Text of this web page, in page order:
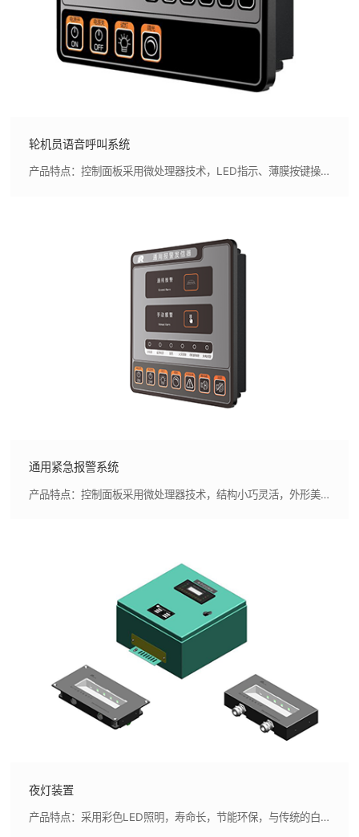
轮机员语音呼叫系统
产品特点：控制面板采用微处理器技术，LED指示、薄膜按键操作，外形美观，指示清晰,采用语音合成技术，实现真人语音呼叫(语音可定制)
通用紧急报警系统
产品特点：控制面板采用微处理器技术，结构小巧灵活，外形美观，指示清晰,声光报警器采用公司自主研发的报警电笛，性能优良，自主可控
夜灯装置
产品特点：采用彩色LED照明，寿命长，节能环保，与传统的白炽灯相比采用LED灯可以节 能85%。,照明亮度、色彩可控（出厂前可根据用户要求设定）。